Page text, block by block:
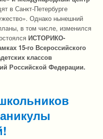
в Санкт-Петербурге
Однако нынешний
в том числе, изменился
ИСТОРИКО-
15-го Всероссийского
классов
Российской Федерации.